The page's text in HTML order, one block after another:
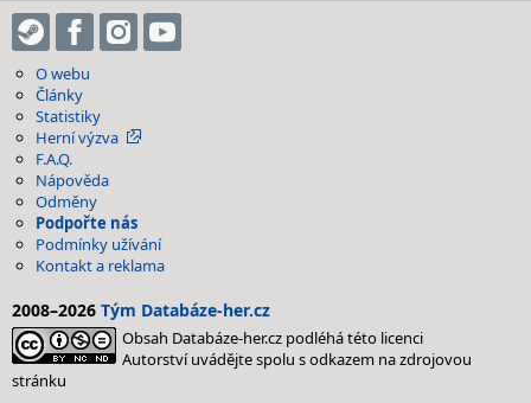
O webu
Články
Statistiky
Herní výzva
F.A.Q.
Nápověda
Odměny
Podpořte nás
Podmínky užívání
Kontakt a reklama
2008–2026 Tým Databáze-her.cz
Obsah Databáze-her.cz podléhá této licenci
Autorství uvádějte spolu s odkazem na zdrojovou
stránku